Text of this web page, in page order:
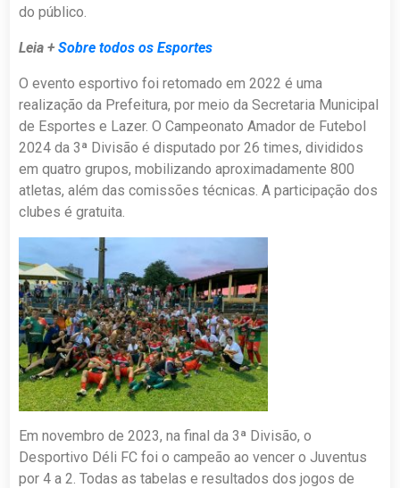
do público.
Leia +Sobre todos os Esportes
O evento esportivo foi retomado em 2022 é uma
realização da Prefeitura, por meio da Secretaria Municipal
de Esportes e Lazer. O Campeonato Amador de Futebol
2024 da 3ª Divisão é disputado por 26 times, divididos
em quatro grupos, mobilizando aproximadamente 800
atletas, além das comissões técnicas. A participação dos
clubes é gratuita.
Em novembro de 2023, na final da 3ª Divisão, o
Desportivo Déli FC foi o campeão ao vencer o Juventus
por 4 a 2. Todas as tabelas e resultados dos jogos de